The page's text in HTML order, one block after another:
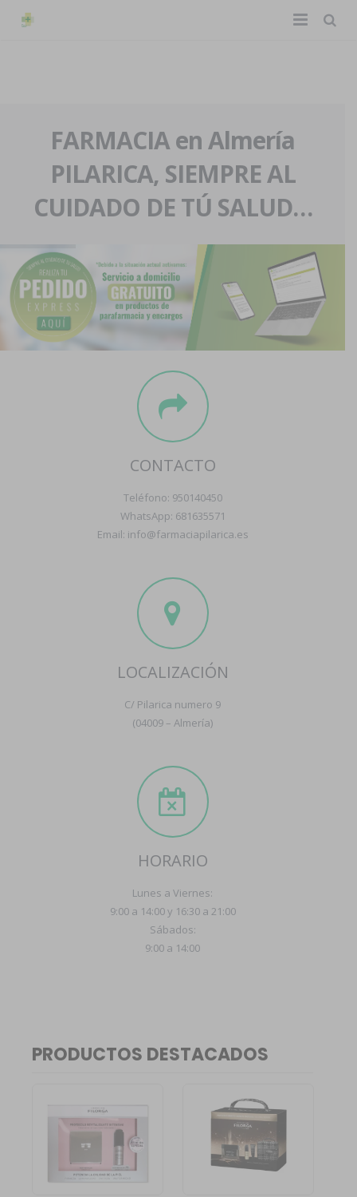
La farmacia
Nuestra historia
Nuestro equipo
Eventos
Servicios y reservas
Pedidos express
Blog
Contacto
Boletín
FARMACIA en Almería
PILARICA, SIEMPRE AL
CUIDADO DE TÚ SALUD…
CONTACTO
Teléfono: 950140450
WhatsApp: 681635571
Email: info@farmaciapilarica.es
LOCALIZACIÓN
C/ Pilarica numero 9
(04009 – Almería)
HORARIO
Lunes a Viernes:
9:00 a 14:00 y 16:30 a 21:00
Sábados:
9:00 a 14:00